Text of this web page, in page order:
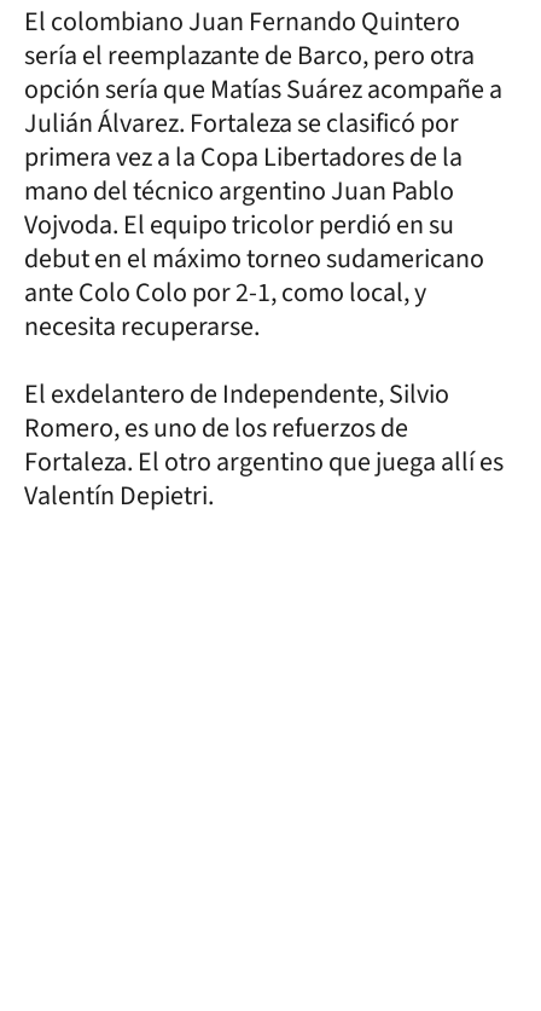
El colombiano Juan Fernando Quintero
sería el reemplazante de Barco, pero otra
opción sería que Matías Suárez acompañe a
Julián Álvarez. Fortaleza se clasificó por
primera vez a la Copa Libertadores de la
mano del técnico argentino Juan Pablo
Vojvoda. El equipo tricolor perdió en su
debut en el máximo torneo sudamericano
ante Colo Colo por 2-1, como local, y
necesita recuperarse.
El exdelantero de Independente, Silvio
Romero, es uno de los refuerzos de
Fortaleza. El otro argentino que juega allí es
Valentín Depietri.